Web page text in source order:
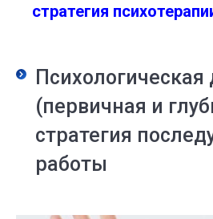
стратегия
Психологическая
(первичная и
стратегия
работы